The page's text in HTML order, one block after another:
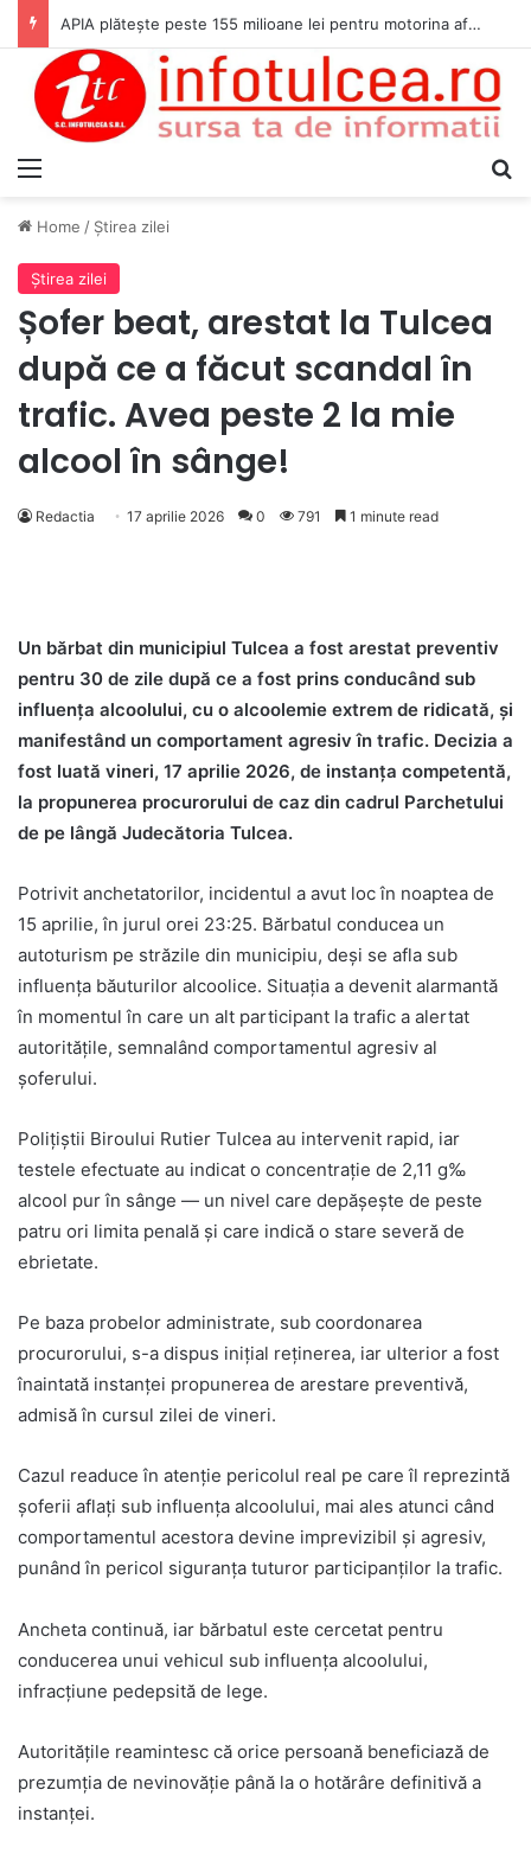
APIA plătește peste 155 milioane lei pentru motorina aferentă trimestrului I al anului 2026
Home / Ştirea zilei
Ştirea zilei
Șofer beat, arestat la Tulcea
după ce a făcut scandal în
trafic. Avea peste 2 la mie
alcool în sânge!
Redactia 17 aprilie 2026 0 791 1 minute read
Un bărbat din municipiul Tulcea a fost arestat preventiv
pentru 30 de zile după ce a fost prins conducând sub
influența alcoolului, cu o alcoolemie extrem de ridicată, și
manifestând un comportament agresiv în trafic. Decizia a
fost luată vineri, 17 aprilie 2026, de instanța competentă,
la propunerea procurorului de caz din cadrul Parchetului
de pe lângă Judecătoria Tulcea.
Potrivit anchetatorilor, incidentul a avut loc în noaptea de
15 aprilie, în jurul orei 23:25. Bărbatul conducea un
autoturism pe străzile din municipiu, deși se afla sub
influența băuturilor alcoolice. Situația a devenit alarmantă
în momentul în care un alt participant la trafic a alertat
autoritățile, semnalând comportamentul agresiv al
șoferului.
Polițiștii Biroului Rutier Tulcea au intervenit rapid, iar
testele efectuate au indicat o concentrație de 2,11 g‰
alcool pur în sânge — un nivel care depășește de peste
patru ori limita penală și care indică o stare severă de
ebrietate.
Pe baza probelor administrate, sub coordonarea
procurorului, s-a dispus inițial reținerea, iar ulterior a fost
înaintată instanței propunerea de arestare preventivă,
admisă în cursul zilei de vineri.
Cazul readuce în atenție pericolul real pe care îl reprezintă
șoferii aflați sub influența alcoolului, mai ales atunci când
comportamentul acestora devine imprevizibil și agresiv,
punând în pericol siguranța tuturor participanților la trafic.
Ancheta continuă, iar bărbatul este cercetat pentru
conducerea unui vehicul sub influența alcoolului,
infracțiune pedepsită de lege.
Autoritățile reamintesc că orice persoană beneficiază de
prezumția de nevinovăție până la o hotărâre definitivă a
instanței.